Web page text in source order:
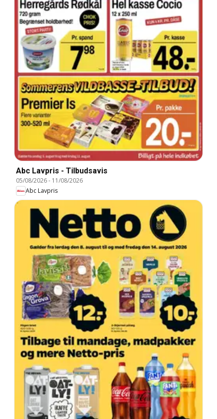
Abc Lavpris - Tilbudsavis
05/08/2026- 11/08/2026
Abc Lavpris